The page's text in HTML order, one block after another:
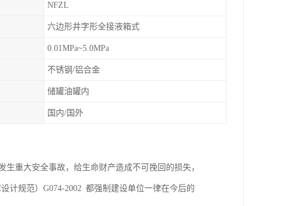
NFZL
六边形井字形全接液箱式
0.01MPa~5.0MPa
不锈钢/铝合金
储罐油罐内
国内/国外
重大安全事故，给生命财产造成不可挽回的损失，
计规范）G074-2002 都强制建设单位一律在今后的